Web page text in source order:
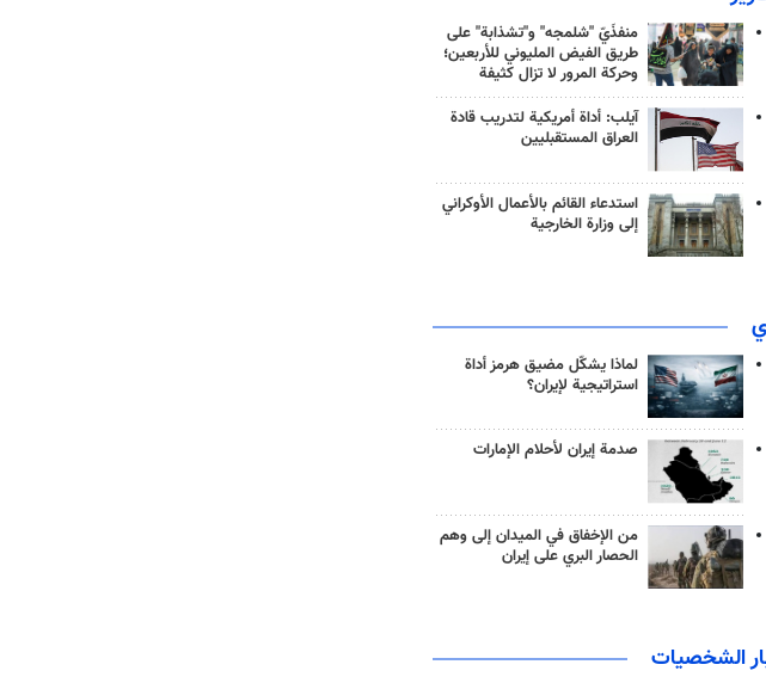
منفذَيّ "شلمجه" و"تشذابة" على
طريق الفيض المليوني للأربعين؛
وحركة المرور لا تزال كثيفة
آيلب: أداة أمريكية لتدريب قادة
العراق المستقبليين
استدعاء القائم بالأعمال الأوكراني
إلى وزارة الخارجية
لماذا يشكّل مضيق هرمز أداة
استراتيجية لإيران؟
صدمة إيران لأحلام الإمارات
من الإخفاق في الميدان إلى وهم
الحصار البري على إيران
الشخصيات